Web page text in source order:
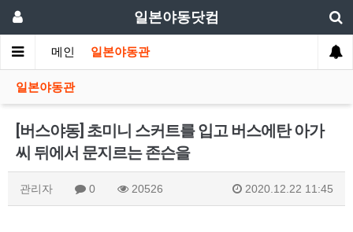
일본야동닷컴
메인 일본야동관
일본야동관
[버스야동] 초미니 스커트를 입고 버스에탄 아가
씨 뒤에서 문지르는 존슨을
관리자 0 20526 2020.12.22 11:45